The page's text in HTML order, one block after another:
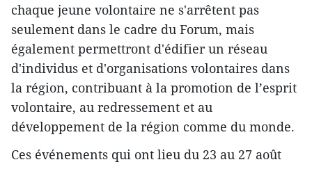
chaque jeune volontaire ne s'arrêtent pas
seulement dans le cadre du Forum, mais
également permettront d'édifier un réseau
d'individus et d'organisations volontaires dans
la région, contribuant à la promotion de l’esprit
volontaire, au redressement et au
développement de la région comme du monde.
Ces événements qui ont lieu du 23 au 27 août